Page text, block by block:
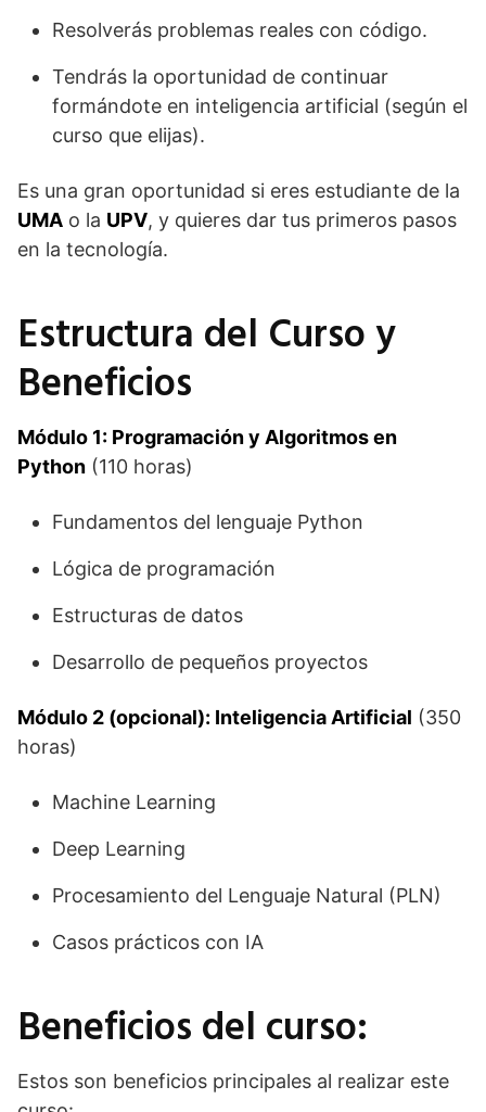
Resolverás problemas reales con código.
Tendrás la oportunidad de continuar
formándote en inteligencia artificial (según el
curso que elijas).
Es una gran oportunidad si eres estudiante de la
UMA o la UPV, y quieres dar tus primeros pasos
en la tecnología.
Estructura del Curso y
Beneficios
Módulo 1: Programación y Algoritmos en
Python (110 horas)
Fundamentos del lenguaje Python
Lógica de programación
Estructuras de datos
Desarrollo de pequeños proyectos
Módulo 2 (opcional): Inteligencia Artificial (350
horas)
Machine Learning
Deep Learning
Procesamiento del Lenguaje Natural (PLN)
Casos prácticos con IA
Beneficios del curso:
Estos son beneficios principales al realizar este